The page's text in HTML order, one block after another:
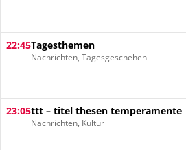
22:45Tagesthemen
Nachrichten, Tagesgeschehen
23:05ttt – titel thesen temperamente
Nachrichten, Kultur